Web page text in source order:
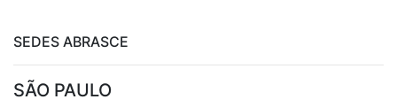
SEDES ABRASCE
SÃO PAULO